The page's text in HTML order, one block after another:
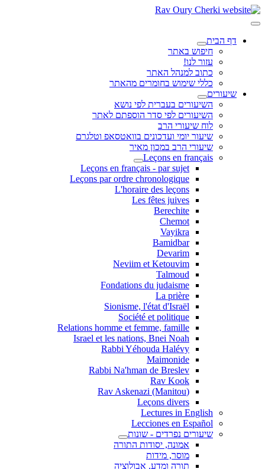
דף הבית
חיפוש באתר
עזור לנו!
כתוב למנהל האתר
כללי שימוש בחומרים מהאתר
שיעורים
השיעורים בעברית לפי נושא
השיעורים לפי סדר הוספתם לאתר
לוח שיעורי הרב
שיעור יומי ועדכונים בוואטסאפ וטלגרם
שיעורי הרב במכון מאיר
Leçons en français
Leçons en français - par sujet
Leçons par ordre chronologique
L'horaire des leçons
Les fêtes juives
Berechite
Chemot
Vayikra
Bamidbar
Devarim
Neviim et Ketouvim
Talmoud
Fondations du judaisme
La prière
Sionisme, l'état d'Israël
Société et politique
Relations homme et femme, famille
Israel et les nations, Bnei Noah
Rabbi Yéhouda Halévy
Maimonide
Rabbi Na'hman de Breslev
Rav Kook
(Rav Askenazi (Manitou
Leçons divers
Lectures in English
Lecciones en Español
שיעורים נפרדים - שונות
אמונה, יסודות התורה
מוסר, מידות
תורה ומדע, אבולוציה